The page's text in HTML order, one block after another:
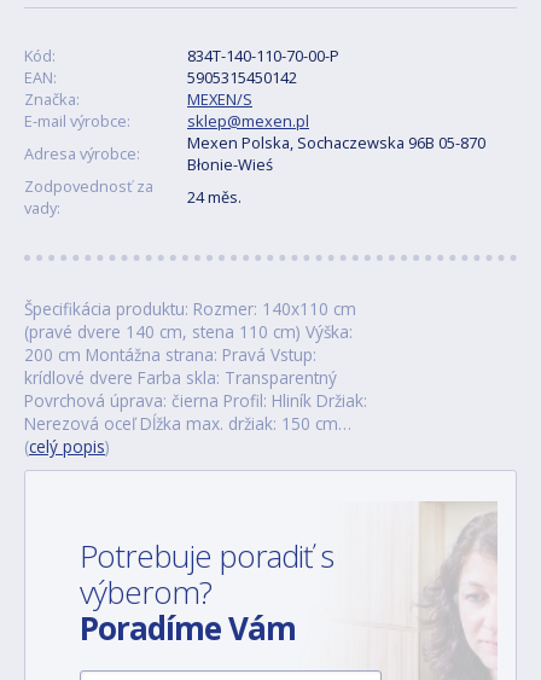
Kód:
834T-140-110-70-00-P
EAN:
5905315450142
Značka:
MEXEN/S
E-mail výrobce:
sklep@mexen.pl
Adresa výrobce:
Mexen Polska, Sochaczewska 96B 05-870
Błonie-Wieś
Zodpovednosť za
vady:
24 měs.
Špecifikácia produktu: Rozmer: 140x110 cm
(pravé dvere 140 cm, stena 110 cm) Výška:
200 cm Montážna strana: Pravá Vstup:
krídlové dvere Farba skla: Transparentný
Povrchová úprava: čierna Profil: Hliník Držiak:
Nerezová oceľ Dĺžka max. držiak: 150 cm…
(celý popis)
Potrebuje poradiť s
výberom?
Poradíme Vám